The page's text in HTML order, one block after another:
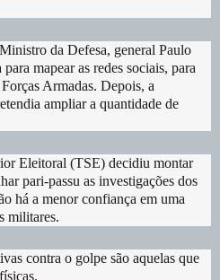
da Defesa, general Paulo
mapear as redes sociais, para
Armadas. Depois, a
ampliar a quantidade de
Eleitoral (TSE) decidiu montar
pari-passu as investigações dos
há a menor confiança em uma
militares.
contra o golpe são aquelas que